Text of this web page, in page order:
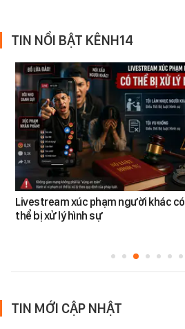
TIN NỔI BẬT KÊNH14
Livestream xúc phạm người khác có
thể bị xử lý hình sự
TIN MỚI CẬP NHẬT